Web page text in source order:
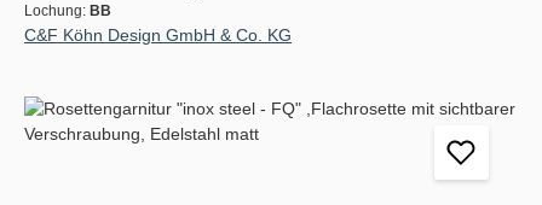
Lochung: BB
C&F Köhn Design GmbH & Co. KG
Bildergalerie überspringen